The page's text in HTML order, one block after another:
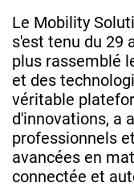
Le Mobility
s'est tenu du 29
plus rassemblé
et des
véritable
d'innovations, a
professionnels
avancées en
connectée et